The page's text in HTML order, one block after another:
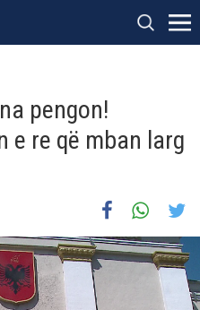
pengon!
e re që mban larg